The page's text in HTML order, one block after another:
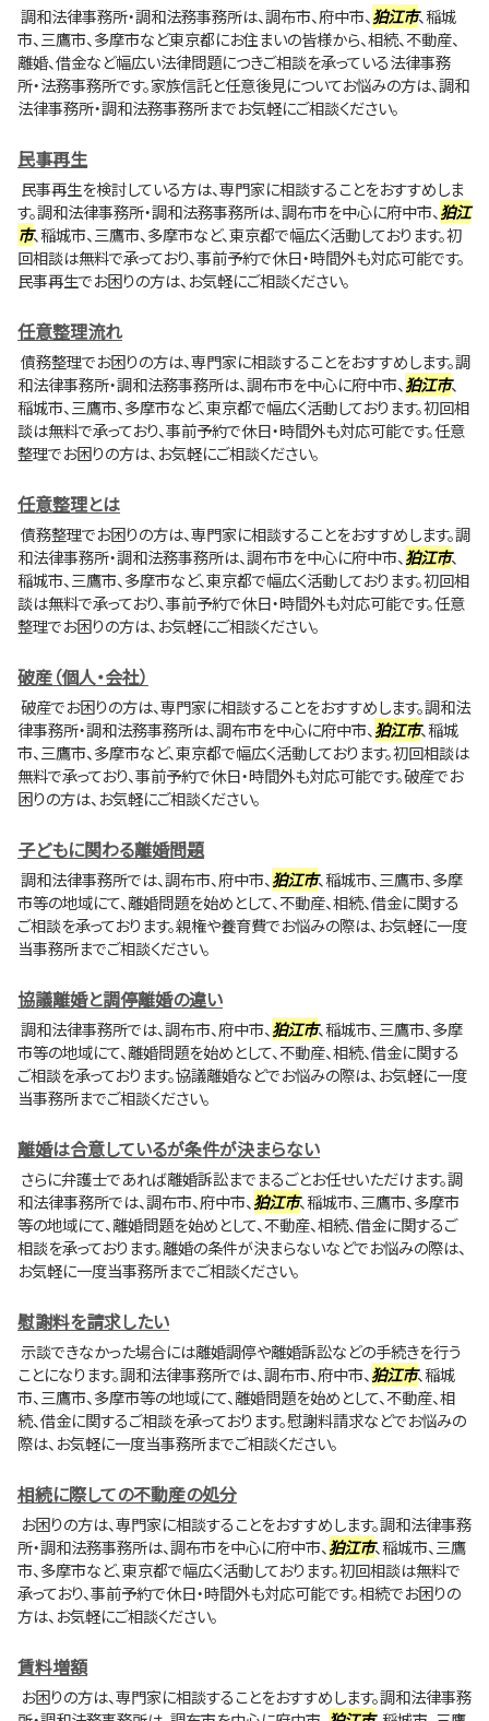
調和法律事務所・調和法務事務所は、調布市、府中市、狛江市、稲城
市、三鷹市、多摩市など東京都にお住まいの皆様から、相続、不動産、
離婚、借金など幅広い法律問題につきご相談を承っている法律事務
所・法務事務所です。家族信託と任意後見についてお悩みの方は、調和
法律事務所・調和法務事務所までお気軽にご相談ください。
民事再生
民事再生を検討している方は、専門家に相談することをおすすめしま
す。調和法律事務所・調和法務事務所は、調布市を中心に府中市、狛江
市、稲城市、三鷹市、多摩市など、東京都で幅広く活動しております。初
回相談は無料で承っており、事前予約で休日・時間外も対応可能です。
民事再生でお困りの方は、お気軽にご相談ください。
任意整理流れ
債務整理でお困りの方は、専門家に相談することをおすすめします。調
和法律事務所・調和法務事務所は、調布市を中心に府中市、狛江市、
稲城市、三鷹市、多摩市など、東京都で幅広く活動しております。初回相
談は無料で承っており、事前予約で休日・時間外も対応可能です。任意
整理でお困りの方は、お気軽にご相談ください。
任意整理とは
債務整理でお困りの方は、専門家に相談することをおすすめします。調
和法律事務所・調和法務事務所は、調布市を中心に府中市、狛江市、
稲城市、三鷹市、多摩市など、東京都で幅広く活動しております。初回相
談は無料で承っており、事前予約で休日・時間外も対応可能です。任意
整理でお困りの方は、お気軽にご相談ください。
破産（個人・会社）
破産でお困りの方は、専門家に相談することをおすすめします。調和法
律事務所・調和法務事務所は、調布市を中心に府中市、狛江市、稲城
市、三鷹市、多摩市など、東京都で幅広く活動しております。初回相談は
無料で承っており、事前予約で休日・時間外も対応可能です。破産でお
困りの方は、お気軽にご相談ください。
子どもに関わる離婚問題
調和法律事務所では、調布市、府中市、狛江市、稲城市、三鷹市、多摩
市等の地域にて、離婚問題を始めとして、不動産、相続、借金に関する
ご相談を承っております。親権や養育費でお悩みの際は、お気軽に一度
当事務所までご相談ください。
協議離婚と調停離婚の違い
調和法律事務所では、調布市、府中市、狛江市、稲城市、三鷹市、多摩
市等の地域にて、離婚問題を始めとして、不動産、相続、借金に関する
ご相談を承っております。協議離婚などでお悩みの際は、お気軽に一度
当事務所までご相談ください。
離婚は合意しているが条件が決まらない
さらに弁護士であれば離婚訴訟までまるごとお任せいただけます。調
和法律事務所では、調布市、府中市、狛江市、稲城市、三鷹市、多摩市
等の地域にて、離婚問題を始めとして、不動産、相続、借金に関するご
相談を承っております。離婚の条件が決まらないなどでお悩みの際は、
お気軽に一度当事務所までご相談ください。
慰謝料を請求したい
示談できなかった場合には離婚調停や離婚訴訟などの手続きを行う
ことになります。調和法律事務所では、調布市、府中市、狛江市、稲城
市、三鷹市、多摩市等の地域にて、離婚問題を始めとして、不動産、相
続、借金に関するご相談を承っております。慰謝料請求などでお悩みの
際は、お気軽に一度当事務所までご相談ください。
相続に際しての不動産の処分
お困りの方は、専門家に相談することをおすすめします。調和法律事務
所・調和法務事務所は、調布市を中心に府中市、狛江市、稲城市、三鷹
市、多摩市など、東京都で幅広く活動しております。初回相談は無料で
承っており、事前予約で休日・時間外も対応可能です。相続でお困りの
方は、お気軽にご相談ください。
賃料増額
お困りの方は、専門家に相談することをおすすめします。調和法律事務